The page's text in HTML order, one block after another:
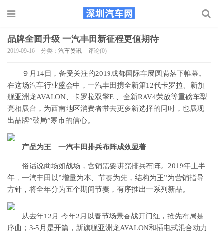
品牌全面升级 一汽丰田新征程更值期待
2019-09-16 分类： 汽车资讯 评论(0)
９月14日，备受关注的2019成都国际车展圆满落下帷幕。
在这场汽车行业盛会中，一汽丰田携全新第12代卡罗拉、新旗
舰亚洲龙AVALON、卡罗拉双擎E 、全新RAV4荣放等重磅车型
亮相展台，为西南地区消费者带去更多新选择的同时，也展现
出品牌”破局”寒市的信心。
产品为王 一汽丰田排兵布阵成效显著
俗话说商场如战场，营销需要讲究排兵布阵。2019年上半
年，一汽丰田以”增量为本、节奏为先，结构为王”为营销指导
方针，将全年分为五个期间节奏，有序推出一系列新品。
从去年12月-今年2月以春节场景奋战开门红，抢先布局是
序曲；3-5月是开篇，新旗舰亚洲龙AVALON和插电式混合动力